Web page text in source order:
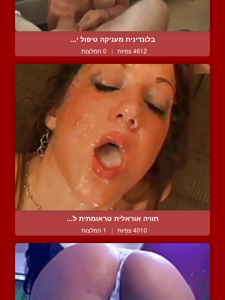
בלונדינית מעניקה טיפול י...
4612 צפיות | 0 המלצות
חוויה אוראלית טראומתית ל...
4010 צפיות | 1 המלצות